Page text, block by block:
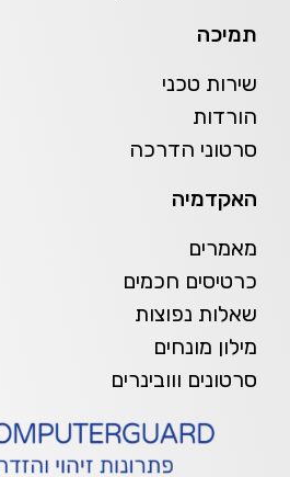
תמיכה
שירות טכני
הורדות
סרטוני הדרכה
האקדמיה
מאמרים
כרטיסים חכמים
שאלות נפוצות
מילון מונחים
סרטונים ווובינרים